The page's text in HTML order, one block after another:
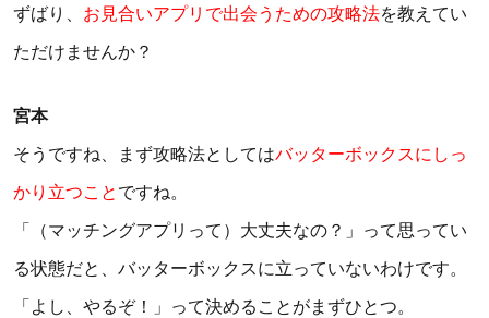
ずばり、 お見合いアプリで出会うための攻略法を教えてい
ただけませんか？
宮本
そうですね、まず攻略法としてはバッターボックスにしっ
かり立つこと ですね。
「（マッチングアプリって）大丈夫なの？」って思ってい
る状態だと、バッターボックスに立っていないわけです。
「よし、やるぞ！」って決めることがまずひとつ。